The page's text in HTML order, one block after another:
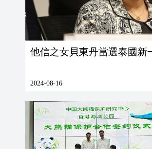
他信之女貝東丹當選泰國新
2024-08-16